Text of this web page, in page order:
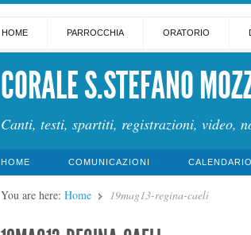
HOME PARROCCHIA ORATORIO
CORALE S.STEFANO
Canti, testi, spartiti, registrazioni, video,
HOME COMUNICAZIONI CALENDARIO
You are here: Home 19mag13-regina-caeli